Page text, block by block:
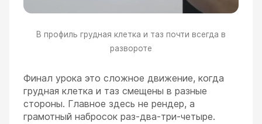
В профиль грудная клетка и таз почти всегда в
развороте
Финал урока это сложное движение, когда
грудная клетка и таз смещены в разные
стороны. Главное здесь не рендер, а
грамотный набросок раз-два-три-четыре.